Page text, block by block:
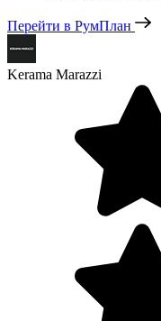
Перейти в РумПлан
Kerama Marazzi